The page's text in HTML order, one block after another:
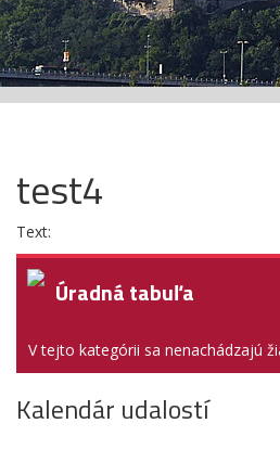
test4
Text:
Úradná tabuľa
V tejto kategórii sa nenachádzajú
Kalendár udalostí